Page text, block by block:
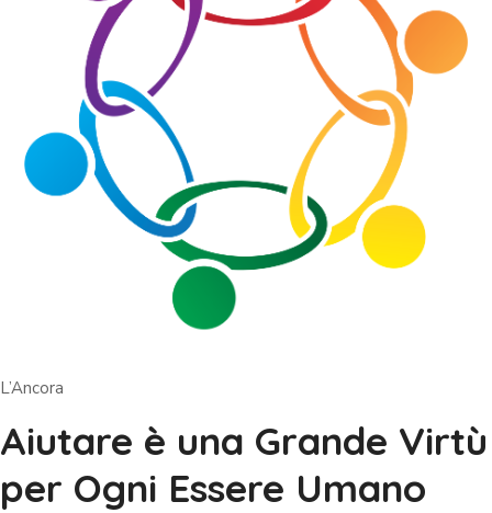
L’Ancora
Aiutare è una Grande Virtù
per Ogni Essere Umano